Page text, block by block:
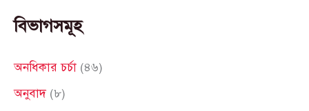
a
r
c
বিভাগসমূহ
অনধিকার চর্চা (৪৬)
অনুবাদ(৮)